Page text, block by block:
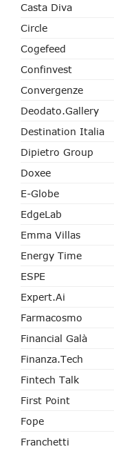
Casta Diva
Circle
Cogefeed
Confinvest
Convergenze
Deodato.Gallery
Destination Italia
Dipietro Group
Doxee
E-Globe
EdgeLab
Emma Villas
Energy Time
ESPE
Expert.ai
Farmacosmo
Financial Galà
Finanza.tech
Fintech Talk
First Point
Fope
Franchetti